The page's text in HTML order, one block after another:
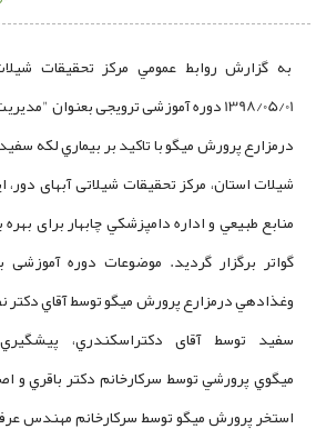
به گزارش روابط عمومي مركز تحقيقات
1398/05/01 دوره آموزشی ترویجی بعنوان
درمزارع پرورش ميگو با تاكيد بر بيماري لكه
شيلات استان، مرکز تحقیقات شیلاتی آبهای
منابع طبيعي و اداره دامپزشكي چابهار برای
گواتر برگزار گرديد. موضوعات دوره آموزشی
وغذادهي درمزارع پرورش ميگو توسط آقاي دكتر
سفيد توسط آقای دكتراسكندري،
ميگوي پرورشي توسط سركارخانم دكتر باقري
استخر پرورش ميگو توسط سركارخانم مهندس